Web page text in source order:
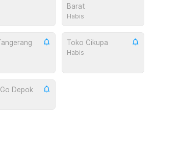
Barat
Habis
Toko Cikupa
Habis
Depok